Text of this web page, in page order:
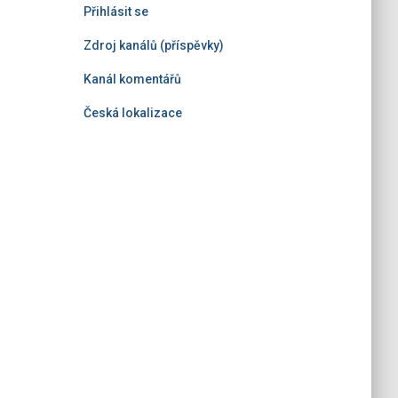
Přihlásit se
Zdroj kanálů (příspěvky)
Kanál komentářů
Česká lokalizace